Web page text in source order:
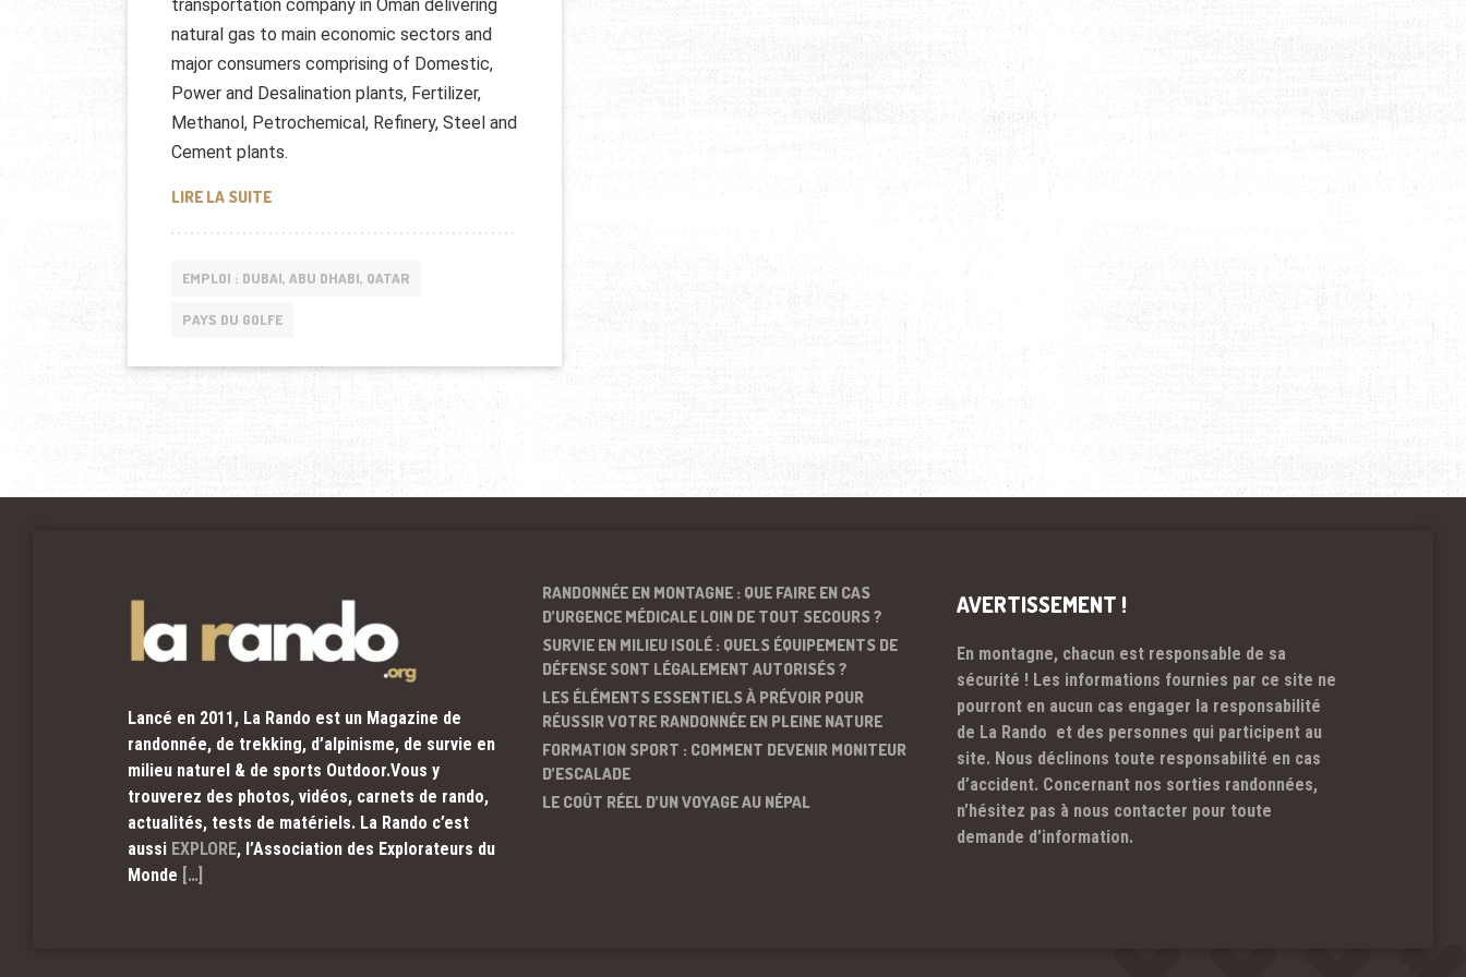
transportation company in Oman delivering
natural gas to main economic sectors and
major consumers comprising of Domestic,
Power and Desalination plants, Fertilizer,
Methanol, Petrochemical, Refinery, Steel and
Cement plants.
LIRE LA SUITEOMAN GAS COMPANY :OFFRES D’EMPLOI
EMPLOI : DUBAI, ABU DHABI, QATAR
PAYS DU GOLFE
Lancé en 2011, La Rando est un Magazine de
randonnée, de trekking, d’alpinisme, de survie en
milieu naturel & de sports Outdoor.Vous y
trouverez des photos, vidéos, carnets de rando,
actualités, tests de matériels. La Rando c’est
aussi EXPLORE, l’Association des Explorateurs du
Monde […]
RANDONNÉE EN MONTAGNE : QUE FAIRE EN CAS
D’URGENCE MÉDICALE LOIN DE TOUT SECOURS ?
SURVIE EN MILIEU ISOLÉ : QUELS ÉQUIPEMENTS DE
DÉFENSE SONT LÉGALEMENT AUTORISÉS ?
LES ÉLÉMENTS ESSENTIELS À PRÉVOIR POUR
RÉUSSIR VOTRE RANDONNÉE EN PLEINE NATURE
FORMATION SPORT : COMMENT DEVENIR MONITEUR
D’ESCALADE
LE COÛT RÉEL D’UN VOYAGE AU NÉPAL
AVERTISSEMENT !
En montagne, chacun est responsable de sa
sécurité ! Les informations fournies par ce site ne
pourront en aucun cas engager la responsabilité
de La Rando et des personnes qui participent au
site. Nous déclinons toute responsabilité en cas
d’accident. Concernant nos sorties randonnées,
n’hésitez pas à nous contacter pour toute
demande d’information.